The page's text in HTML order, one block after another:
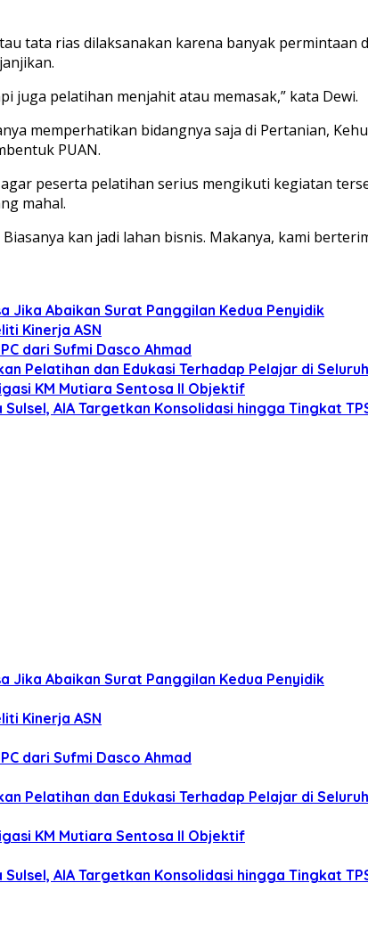
tata rias dilaksanakan karena banyak
juga pelatihan menjahit atau memasak,” kata Dewi.
memperhatikan bidangnya saja di Pertanian,
PUAN.
peserta pelatihan serius mengikuti kegiatan
mahal.
kan jadi lahan bisnis. Makanya, kami
Jika Abaikan Surat Panggilan Kedua Penyidik
Kinerja ASN
dari Sufmi Dasco Ahmad
Pelatihan dan Edukasi Terhadap Pelajar di
KM Mutiara Sentosa II Objektif
AIA Targetkan Konsolidasi hingga Tingkat
Jika Abaikan Surat Panggilan Kedua Penyidik
Kinerja ASN
dari Sufmi Dasco Ahmad
Pelatihan dan Edukasi Terhadap Pelajar di
KM Mutiara Sentosa II Objektif
AIA Targetkan Konsolidasi hingga Tingkat